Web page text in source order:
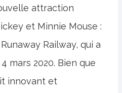
attraction
et Minnie Mouse :
Railway, qui a
mars 2020. Bien que
innovant et